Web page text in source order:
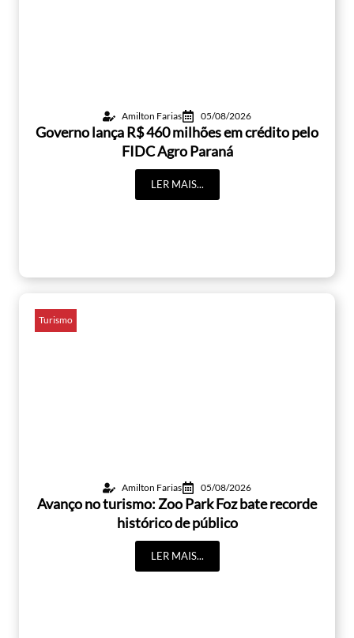
Amilton Farias 05/08/2026
Governo lança R$ 460 milhões em crédito pelo
FIDC Agro Paraná
LER MAIS...
Turismo
Amilton Farias 05/08/2026
Avanço no turismo: Zoo Park Foz bate recorde
histórico de público
LER MAIS...